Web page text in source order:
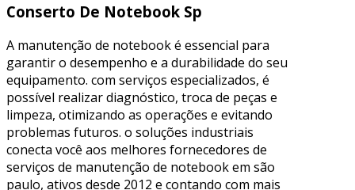
Conserto De Notebook Sp
A manutenção de notebook é essencial para
garantir o desempenho e a durabilidade do seu
equipamento. com serviços especializados, é
possível realizar diagnóstico, troca de peças e
limpeza, otimizando as operações e evitando
problemas futuros. o soluções industriais
conecta você aos melhores fornecedores de
serviços de manutenção de notebook em são
paulo, ativos desde 2012 e contando com mais